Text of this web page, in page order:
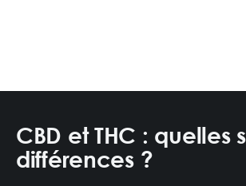
CBD et THC : quelles
différences ?